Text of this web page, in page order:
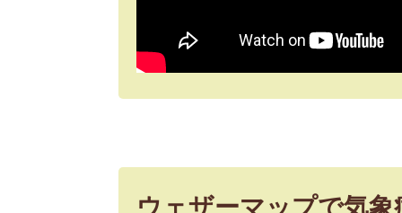
ウェザーマップで気象